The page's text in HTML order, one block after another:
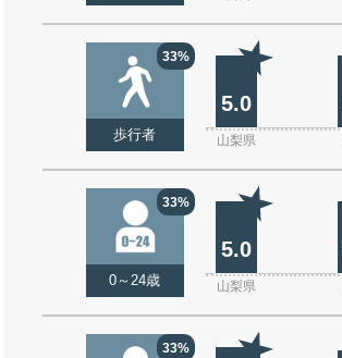
33%
歩行者
5.0
山梨県
33%
0～24歳
5.0
山梨県
33%